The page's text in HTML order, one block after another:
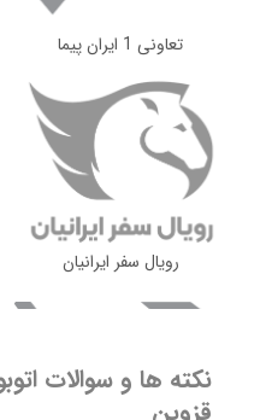
قم
پایانه مرکزی
شروع قیمت از
مشاهده ساعت حرکت
کرج
پایانه شهید کلانتری
تعاونی 1 ایران پیما
رویال سفر ایرانیان
نکته ها و سوالات
قزوین